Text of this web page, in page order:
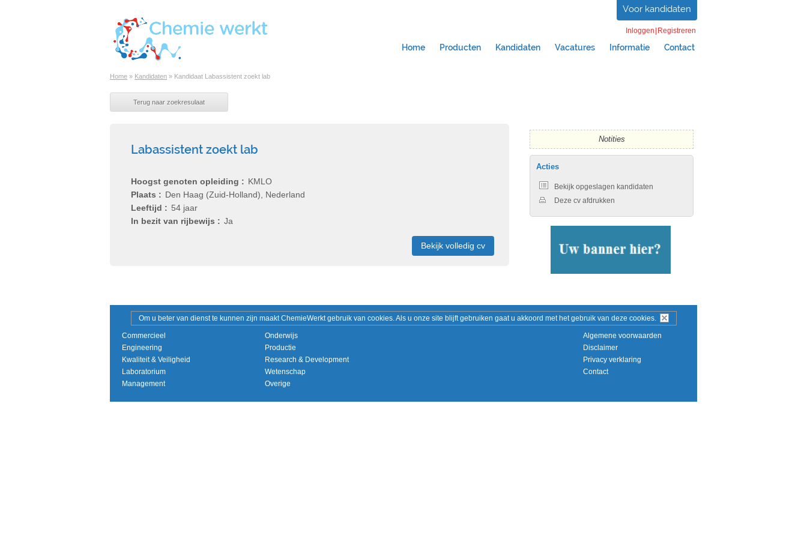
Voor kandidaten
Inloggen Registreren
Home Producten Kandidaten Vacatures Informatie Contact
Home » Kandidaten » Kandidaat Labassistent zoekt lab
Labassistent zoekt lab
Hoogst genoten opleiding
KMLO
Plaats
Den Haag (Zuid-Holland), Nederland
Leeftijd
54 jaar
In bezit van rijbewijs
Ja
Bekijk volledig cv
Notities
Acties
Bekijk opgeslagen kandidaten
Deze cv afdrukken
Om u beter van dienst te kunnen zijn maakt ChemieWerkt gebruik van cookies. Als u onze site blijft gebruiken gaat u akkoord met het gebruik van deze cookies.
Commercieel
Engineering
Kwaliteit & Veiligheid
Laboratorium
Management
Onderwijs
Productie
Research & Development
Wetenschap
Overige
Algemene voorwaarden
Disclaimer
Privacy verklaring
Contact